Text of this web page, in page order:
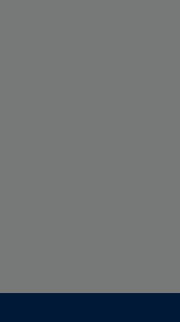
Secondary